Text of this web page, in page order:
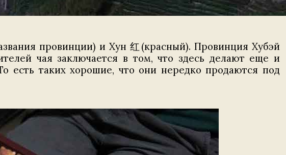
провинции) и Хун 红(красный). Провинция Хубэй
чая заключается в том, что здесь делают еще и
есть таких хорошие, что они нередко продаются под